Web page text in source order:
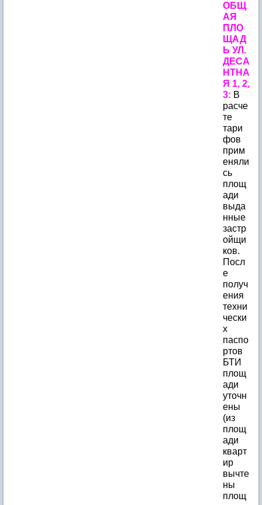
ОБЩ
АЯ
ПЛО
ЩАД
Ь УЛ.
ДЕСА
НТНА
Я 1, 2,
3: В
расче
те
тари
фов
прим
еняли
сь
площ
ади
выда
нные
застр
ойщи
ков.
Посл
е
получ
ения
техни
чески
х
паспо
ртов
БТИ
площ
ади
уточн
ены
(из
площ
ади
кварт
ир
вычте
ны
площ